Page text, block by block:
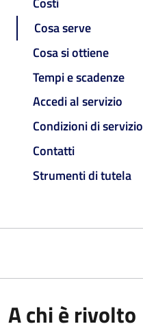
Cosa serve
Cosa si ottiene
Tempi e scadenze
Accedi al servizio
Condizioni di servizio
Contatti
Strumenti di tutela
A chi è rivolto